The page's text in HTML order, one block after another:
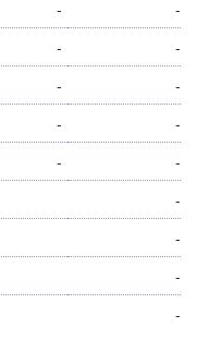
-
-
-
-
-
-
-
-
-
-
-
-
-
-